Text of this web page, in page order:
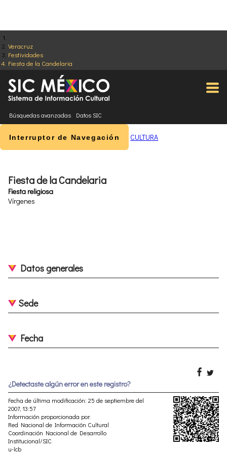
Veracruz
Festividades
Fiesta de la Candelaria
Búsquedas avanzadas Datos SIC
Interruptor de Navegación CULTURA
Fiesta de la Candelaria
Fiesta religiosa
Vírgenes
Datos generales
Sede
Fecha
¿Detectaste algún error en este registro?
Fecha de última modificación: 25 de septiembre del
2007, 13:57
Información proporcionada por:
Red Nacional de Información Cultural
Coordinación Nacional de Desarrollo
Institucional/SIC
u-lcb